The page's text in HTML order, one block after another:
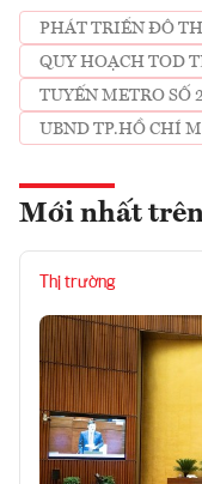
PHÁT TRIỂN ĐÔ
THÔNG CÔNG
QUY HOẠCH TOD
TUYẾN METRO SỐ
UBND TP.HỒ CHÍ
Mới nhất
Thị trường